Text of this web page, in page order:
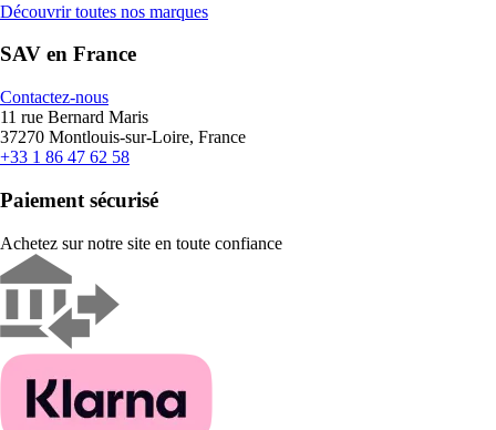
Découvrir toutes nos marques
SAV en France
Contactez-nous
11 rue Bernard Maris
37270 Montlouis-sur-Loire, France
+33 1 86 47 62 58
Paiement sécurisé
Achetez sur notre site en toute confiance